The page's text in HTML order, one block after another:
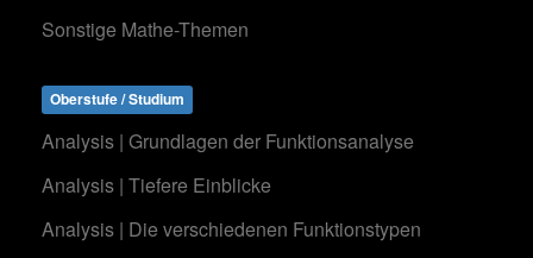
Sonstige Mathe-Themen
Oberstufe / Studium
Analysis | Grundlagen der Funktionsanalyse
Analysis | Tiefere Einblicke
Analysis | Die verschiedenen Funktionstypen